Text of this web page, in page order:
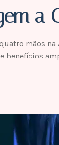
a
mãos na
benefícios